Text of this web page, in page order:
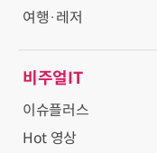
여행·레저
비주얼IT
이슈플러스
Hot 영상